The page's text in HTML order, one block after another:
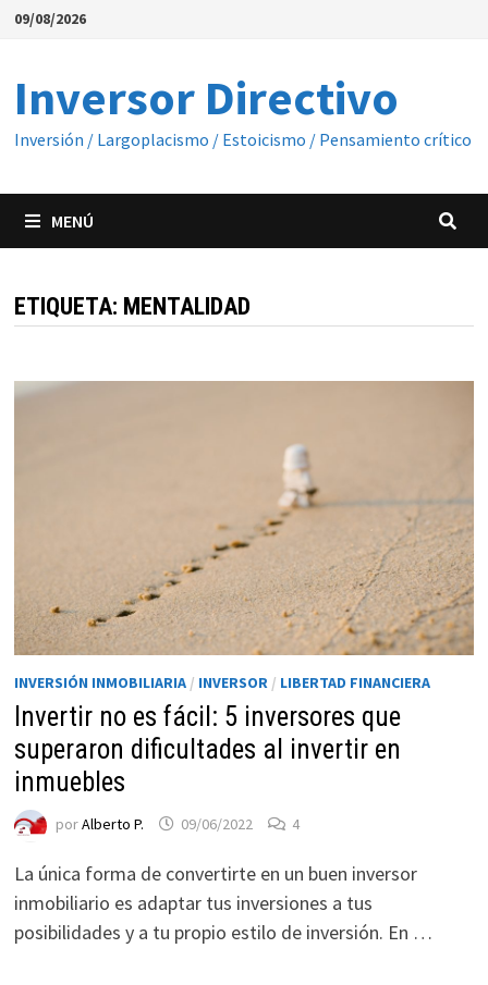
Saltar
09/08/2026
Inversor Directivo
Inversión / Largoplacismo / Estoicismo / Pensamiento crítico
MENÚ
ETIQUETA: MENTALIDAD
INVERSIÓN INMOBILIARIA/ INVERSOR / LIBERTAD FINANCIERA
Invertir no es fácil: 5 inversores que
superaron dificultades al invertir en
inmuebles
porAlberto P. 09/06/2022 4
La única forma de convertirte en un buen inversor
inmobiliario es adaptar tus inversiones a tus
posibilidades y a tu propio estilo de inversión. En …
Necesarias
cookies no
opcionales.
Son
necesarias